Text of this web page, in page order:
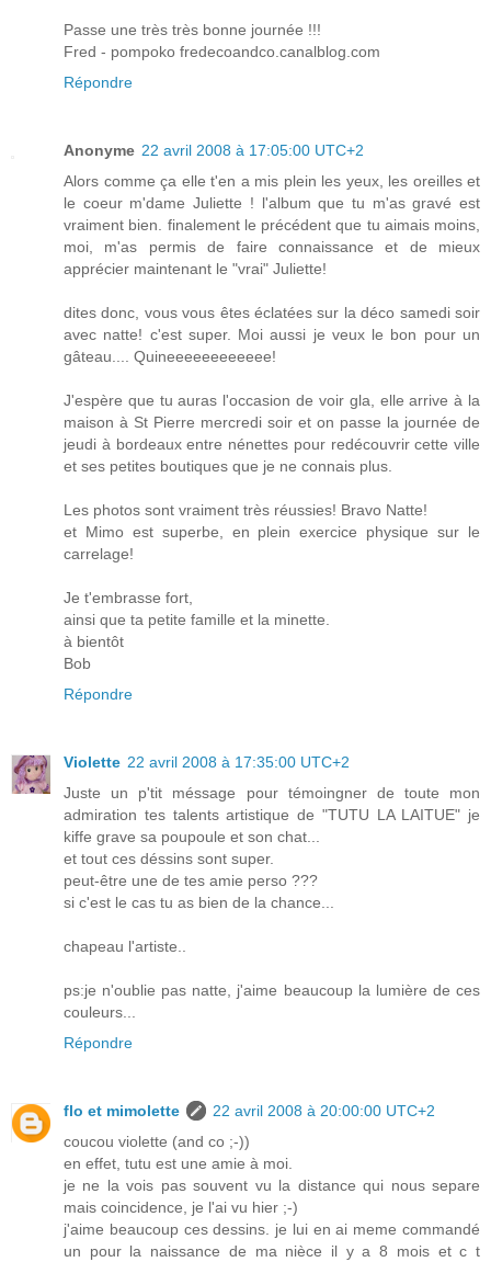
Passe une très très bonne journée !!!
Fred - pompoko fredecoandco.canalblog.com
Répondre
Anonyme 22 avril 2008 à 17:05:00 UTC+2
Alors comme ça elle t'en a mis plein les yeux, les oreilles et
le coeur m'dame Juliette ! l'album que tu m'as gravé est
vraiment bien. finalement le précédent que tu aimais moins,
moi, m'as permis de faire connaissance et de mieux
apprécier maintenant le "vrai" Juliette!
dites donc, vous vous êtes éclatées sur la déco samedi soir
avec natte! c'est super. Moi aussi je veux le bon pour un
gâteau.... Quineeeeeeeeeeee!
J'espère que tu auras l'occasion de voir gla, elle arrive à la
maison à St Pierre mercredi soir et on passe la journée de
jeudi à bordeaux entre nénettes pour redécouvrir cette ville
et ses petites boutiques que je ne connais plus.
Les photos sont vraiment très réussies! Bravo Natte!
et Mimo est superbe, en plein exercice physique sur le
carrelage!
Je t'embrasse fort,
ainsi que ta petite famille et la minette.
à bientôt
Bob
Répondre
Violette 22 avril 2008 à 17:35:00 UTC+2
Juste un p'tit méssage pour témoingner de toute mon
admiration tes talents artistique de "TUTU LA LAITUE" je
kiffe grave sa poupoule et son chat...
et tout ces déssins sont super.
peut-être une de tes amie perso ???
si c'est le cas tu as bien de la chance...
chapeau l'artiste..
ps:je n'oublie pas natte, j'aime beaucoup la lumière de ces
couleurs...
Répondre
flo et mimolette
22 avril 2008 à 20:00:00 UTC+2
coucou violette (and co ;-))
en effet, tutu est une amie à moi.
je ne la vois pas souvent vu la distance qui nous separe
mais coincidence, je l'ai vu hier ;-)
j'aime beaucoup ces dessins. je lui en ai meme commandé
un pour la naissance de ma nièce il y a 8 mois et c t